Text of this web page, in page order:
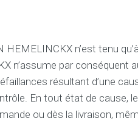
d
v
e
t
e
n’est tenu
n’assume par conséquent
résultant d’une
En tout état de cause,
ou dès la livraison,